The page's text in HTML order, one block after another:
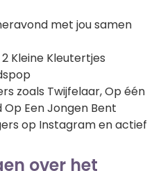
met jou samen
Kleine Kleutertjes
zoals Twijfelaar, Op één
Op Een Jongen Bent
op Instagram en actief
over het